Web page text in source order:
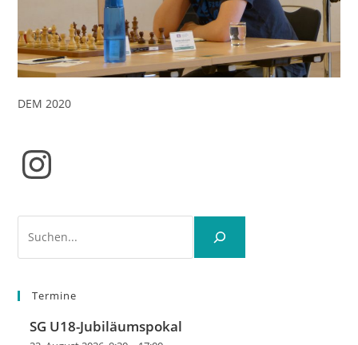
DEM 2020
Instagram
Termine
SG U18-Jubiläumspokal